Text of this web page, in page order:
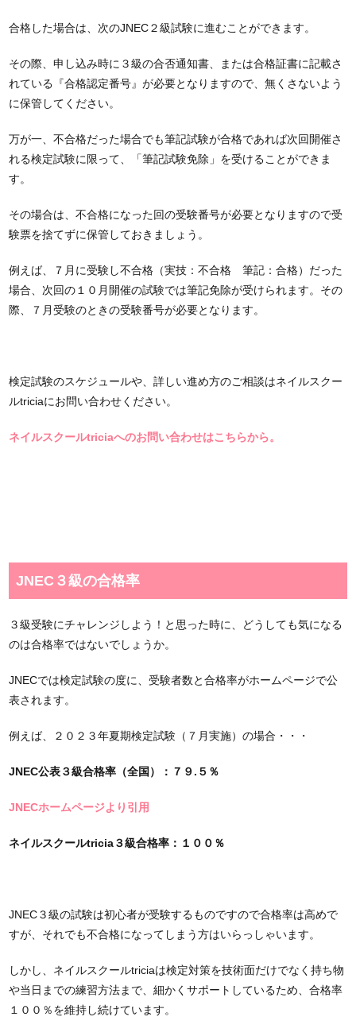
合格した場合は、次のJNEC２級試験に進むことができます。
その際、申し込み時に３級の合否通知書、または合格証書に記載さ
れている『合格認定番号』が必要となりますので、無くさないよう
に保管してください。
万が一、不合格だった場合でも筆記試験が合格であれば次回開催さ
れる検定試験に限って、「筆記試験免除」を受けることができま
す。
その場合は、不合格になった回の受験番号が必要となりますので受
験票を捨てずに保管しておきましょう。
例えば、７月に受験し不合格（実技：不合格 筆記：合格）だった
場合、次回の１０月開催の試験では筆記免除が受けられます。その
際、７月受験のときの受験番号が必要となります。
検定試験のスケジュールや、詳しい進め方のご相談はネイルスクー
ルtriciaにお問い合わせください。
ネイルスクールtriciaへのお問い合わせはこちらから。
JNEC３級の合格率
３級受験にチャレンジしよう！と思った時に、どうしても気になる
のは合格率ではないでしょうか。
JNECでは検定試験の度に、受験者数と合格率がホームページで公
表されます。
例えば、２０２３年夏期検定試験（７月実施）の場合・・・
JNEC公表３級合格率（全国）：７９.５％
JNECホームページより引用
ネイルスクールtricia３級合格率：１００％
JNEC３級の試験は初心者が受験するものですので合格率は高めで
すが、それでも不合格になってしまう方はいらっしゃいます。
しかし、ネイルスクールtriciaは検定対策を技術面だけでなく持ち物
や当日までの練習方法まで、細かくサポートしているため、合格率
１００％を維持し続けています。